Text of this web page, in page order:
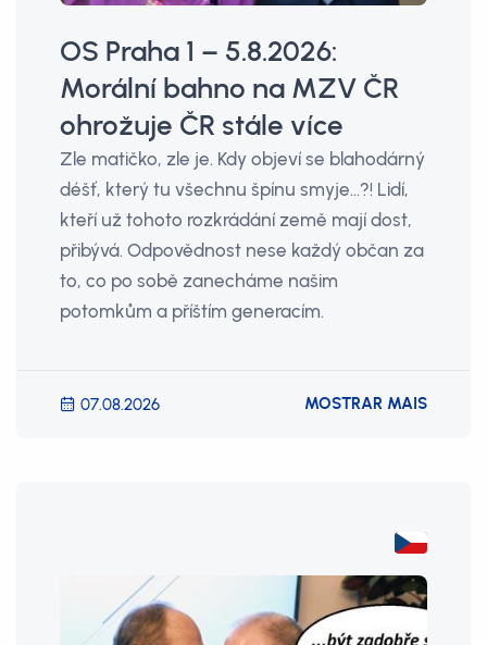
OS Praha 1 – 5.8.2026:
Morální bahno na MZV ČR
ohrožuje ČR stále více
Zle matičko, zle je. Kdy objeví se blahodárný
déšť, který tu všechnu špínu smyje…?! Lidí,
kteří už tohoto rozkrádání země mají dost,
přibývá. Odpovědnost nese každý občan za
to, co po sobě zanecháme našim
potomkům a příštím generacím.
07.08.2026 MOSTRAR MAIS